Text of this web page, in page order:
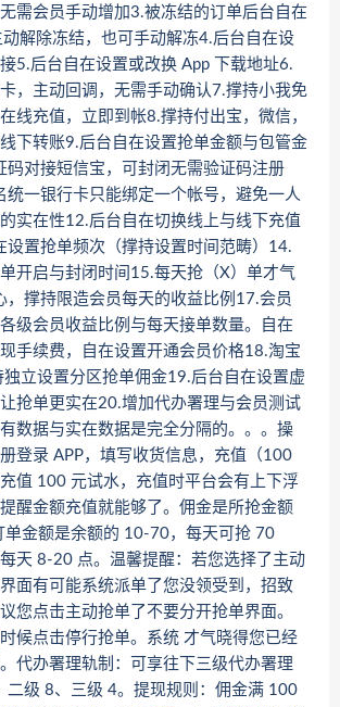
需会员手动增加3.被冻结的订单后台自在
解除冻结，也可手动解冻4.后台自在设
5.后台自在设置或改换 App 下载地址6.
，主动回调，无需手动确认7.撑持小我免
线充值，立即到帐8.撑持付出宝，微信，
下转账9.后台自在设置抢单金额与包管金
码对接短信宝，可封闭无需验证码注册
统一银行卡只能绑定一个帐号，避免一人
实在性12.后台自在切换线上与线下充值
设置抢单频次（撑持设置时间范畴）14.
开启与封闭时间15.每天抢（X）单才气
，撑持限造会员每天的收益比例17.会员
级会员收益比例与每天接单数量。自在
手续费，自在设置开通会员价格18.淘宝
独立设置分区抢单佣金19.后台自在设置虚
抢单更实在20.增加代办署理与会员测试
数据与实在数据是完全分隔的。。。操
登录 APP，填写收货信息，充值（100
值 100 元试水，充值时平台会有上下浮
醒金额充值就能够了。佣金是所抢金额
单金额是余额的 10-70，每天可抢 70
天 8-20 点。温馨提醒：若您选择了主动
面有可能系统派单了您没领受到，招致
您点击主动抢单了不要分开抢单界面。
候点击停行抢单。系统 才气晓得您已经
代办署理轨制：可享往下三级代办署理
二级 8、三级 4。提现规则：佣金满 100